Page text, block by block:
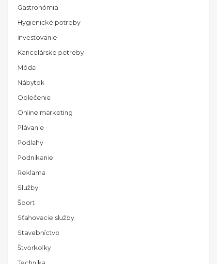
Gastronómia
Hygienické potreby
Investovanie
Kancelárske potreby
Móda
Nábytok
Oblečenie
Online marketing
Plávanie
Podlahy
Podnikanie
Reklama
Služby
Šport
Sťahovacie služby
Stavebníctvo
Štvorkolky